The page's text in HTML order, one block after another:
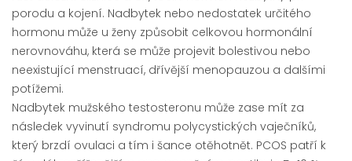
porodu a kojení. Nadbytek nebo nedostatek určitého
hormonu může u ženy způsobit celkovou hormonální
nerovnováhu, která se může projevit bolestivou nebo
neexistující menstruací, dřívější menopauzou a dalšími
potížemi.
Nadbytek mužského testosteronu může zase mít za
následek vyvinutí syndromu polycystických vaječníků,
který brzdí ovulaci a tím i šance otěhotnět. PCOS patří k